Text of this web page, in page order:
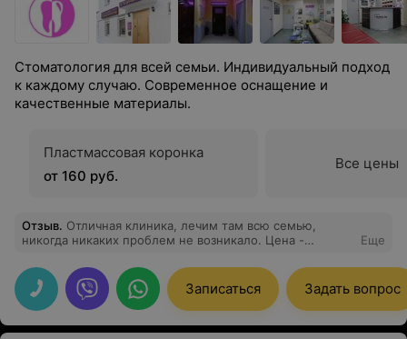
Стоматология для всей семьи. Индивидуальный подход
к каждому случаю. Современное оснащение и
качественные материалы.
Пластмассовая коронка
от 160 руб.
Все цены
Отзыв. Отличная клиника, лечим там всю семью,
никогда никаких проблем не возникало. Цена -
поменяли давно.
Еще
Записаться Задать вопрос